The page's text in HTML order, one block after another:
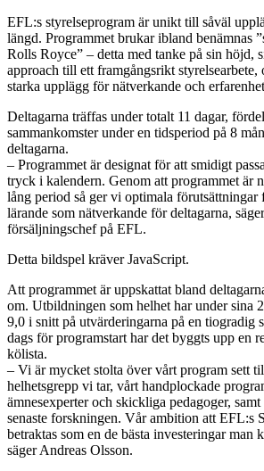
EFL:s styrelseprogram är unikt till såväl
längd. Programmet brukar ibland benämnas
Rolls Royce” – detta med tanke på sin höjd,
approach till ett framgångsrikt styrelsearbete,
starka upplägg för nätverkande och
Deltagarna träffas under totalt 11 dagar,
sammankomster under en tidsperiod på 8
deltagarna.
– Programmet är designat för att smidigt
tryck i kalendern. Genom att programmet är
lång period så ger vi optimala
lärande som nätverkande för deltagarna,
försäljningschef på EFL.
Detta bildspel kräver JavaScript.
Att programmet är uppskattat bland
om. Utbildningen som helhet har under sina
9,0 i snitt på utvärderingarna på en tiogradig
dags för programstart har det byggts upp en
kölista.
– Vi är mycket stolta över vårt program sett
helhetsgrepp vi tar, vårt handplockade
ämnesexperter och skickliga pedagoger,
senaste forskningen. Vår ambition att EFL:s
betraktas som en de bästa investeringar man
säger Andreas Olsson.